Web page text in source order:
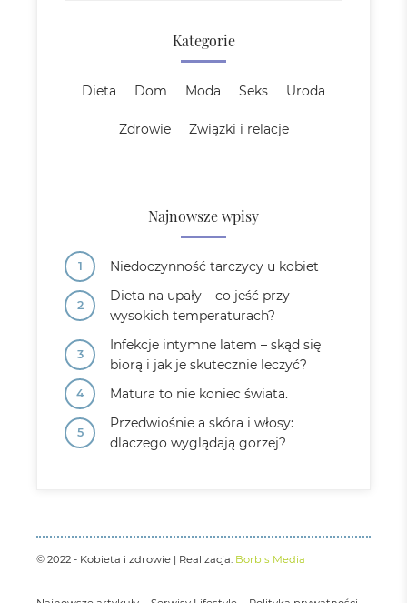
Kategorie
Dieta Dom Moda Seks Uroda
Zdrowie Związki i relacje
Najnowsze wpisy
Niedoczynność tarczycy u kobiet
Dieta na upały – co jeść przy
wysokich temperaturach?
Infekcje intymne latem – skąd się
biorą i jak je skutecznie leczyć?
Matura to nie koniec świata.
Przedwiośnie a skóra i włosy:
dlaczego wyglądają gorzej?
© 2022 - Kobieta i zdrowie | Realizacja: Borbis Media